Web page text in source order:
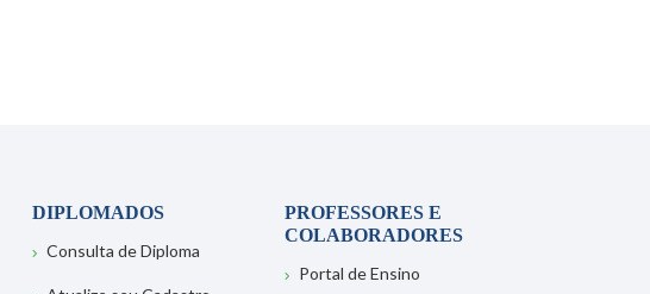
DIPLOMADOS
Consulta de Diploma
PROFESSORES E
COLABORADORES
Portal de Ensino